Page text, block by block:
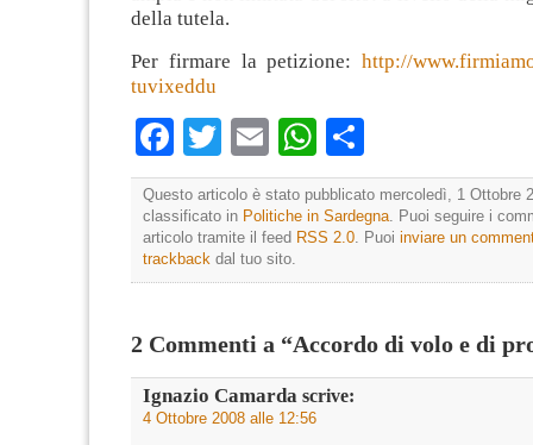
della tutela.
Per firmare la petizione: http://
tuvixeddu
Facebook
TwitterEmailWhatsApp
Questo articolo è stato pubblicato mercoledì, 1 Ottobre
classificato in Politiche in Sardegna. Puoi seguire i
articolo tramite il feed RSS 2.0. Puoi inviare un
trackback dal tuo sito.
2 Commenti a “Accordo di volo e di
Ignazio Camarda scrive:
4 Ottobre 2008 alle 12:56